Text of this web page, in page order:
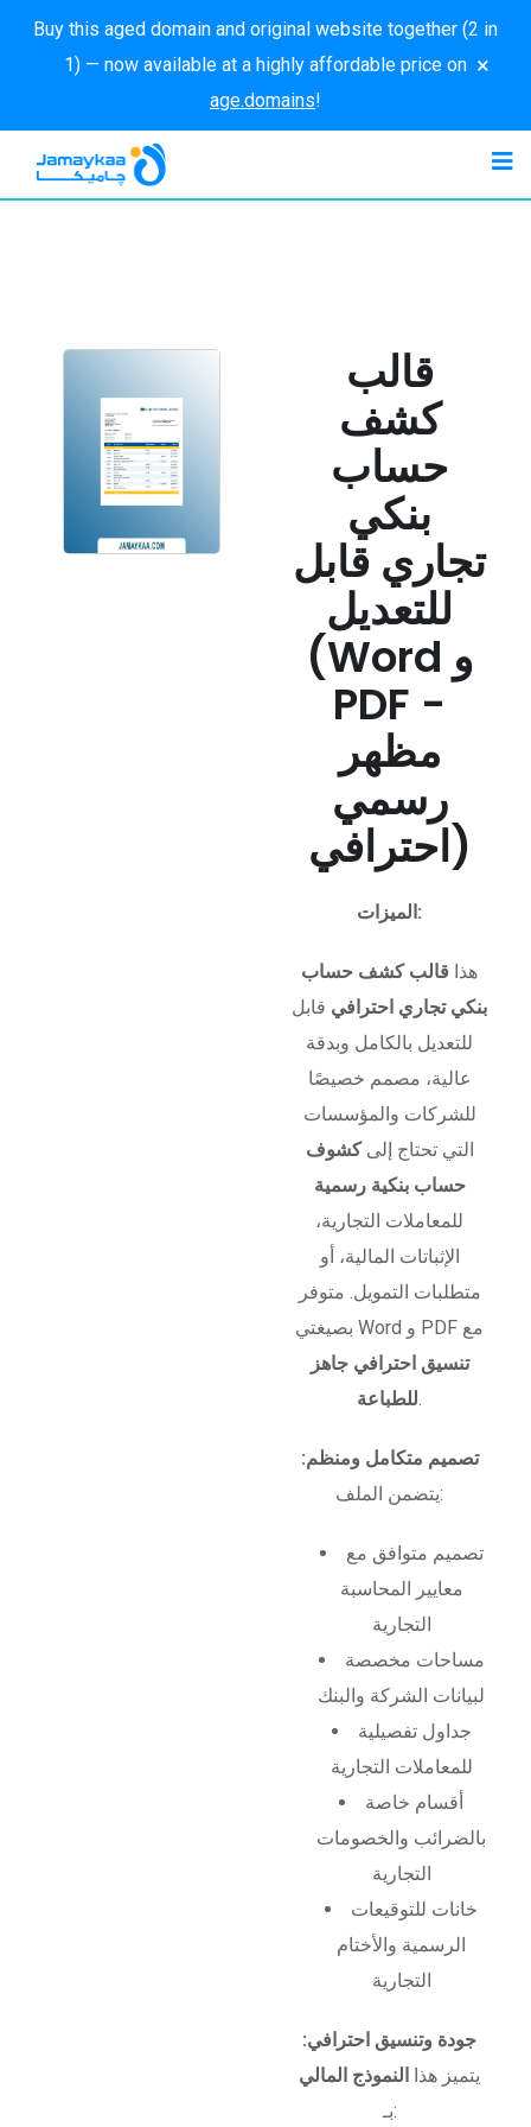
Buy this aged domain and original website together (2 in
1) — now available at a highly affordable price on
age.domains!
×
قالب
كشف
حساب
بنكي
تجاري قابل
للتعديل
(Word و
PDF -
مظهر
رسمي
احترافي)
الميزات:
هذا قالب كشف حساب
بنكي تجاري احترافي قابل
للتعديل بالكامل وبدقة
عالية، مصمم خصيصًا
للشركات والمؤسسات
التي تحتاج إلىكشوف
حساب بنكية رسمية
للمعاملات التجارية،
الإثباتات المالية، أو
متطلبات التمويل. متوفر
بصيغتي Word و PDF مع
تنسيق احترافي جاهز
للطباعة.
تصميم متكامل ومنظم:
يتضمن الملف:
تصميم متوافق مع
معايير المحاسبة
التجارية
مساحات مخصصة
لبيانات الشركة والبنك
جداول تفصيلية
للمعاملات التجارية
أقسام خاصة
بالضرائب والخصومات
التجارية
خانات للتوقيعات
الرسمية والأختام
التجارية
جودة وتنسيق احترافي:
يتميز هذا
النموذج المالي
بـ: